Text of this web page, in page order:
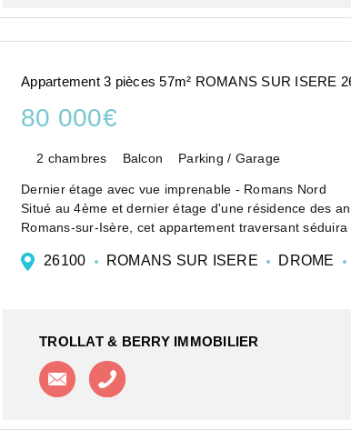
Appartement 3 pièces 57m² ROMANS SUR ISERE
80 000€
2 chambres Balcon Parking / Garage
Dernier étage avec vue imprenable - Romans Nord
Situé au 4ème et dernier étage d'une résidence des
Romans-sur-Isère, cet appartement traversant
26100 ROMANS SUR ISERE DROME
TROLLAT & BERRY IMMOBILIER
Contacter l'agence